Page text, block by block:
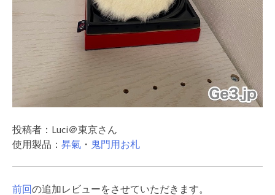
投稿者：Luci＠東京さん
使用製品： 昇氣 ・ 鬼門用お札
前回の追加レビューをさせていただきます。